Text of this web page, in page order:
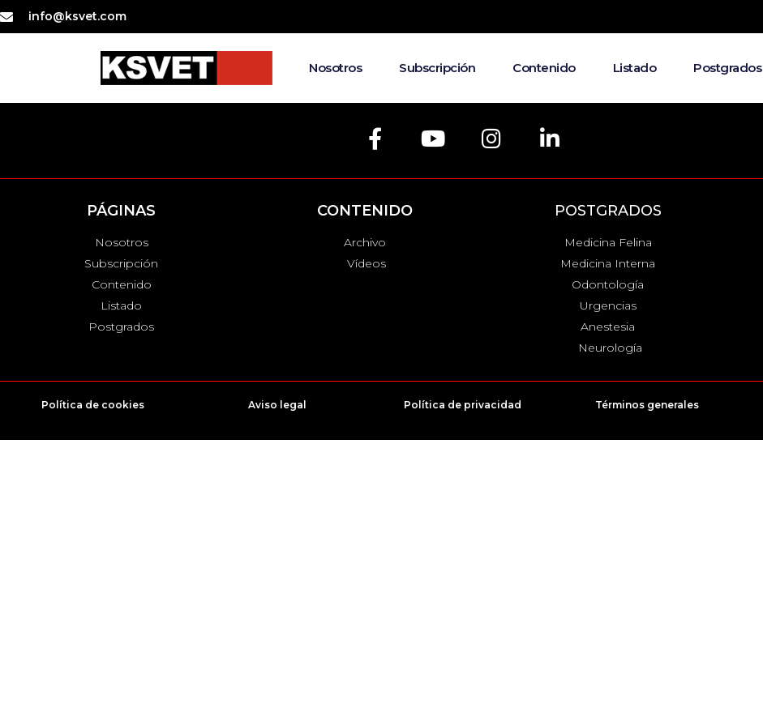
info@ksvet.com
Nosotros Subscripción Contenido Listado Postgrados
PÁGINAS
Nosotros
Subscripción
Contenido
Listado
Postgrados
CONTENIDO
Archivo
Vídeos
POSTGRADOS
Medicina Felina
Medicina Interna
Odontología
Urgencias
Anestesia
Neurología
Política de cookies Aviso legal Política de privacidad Términos generales